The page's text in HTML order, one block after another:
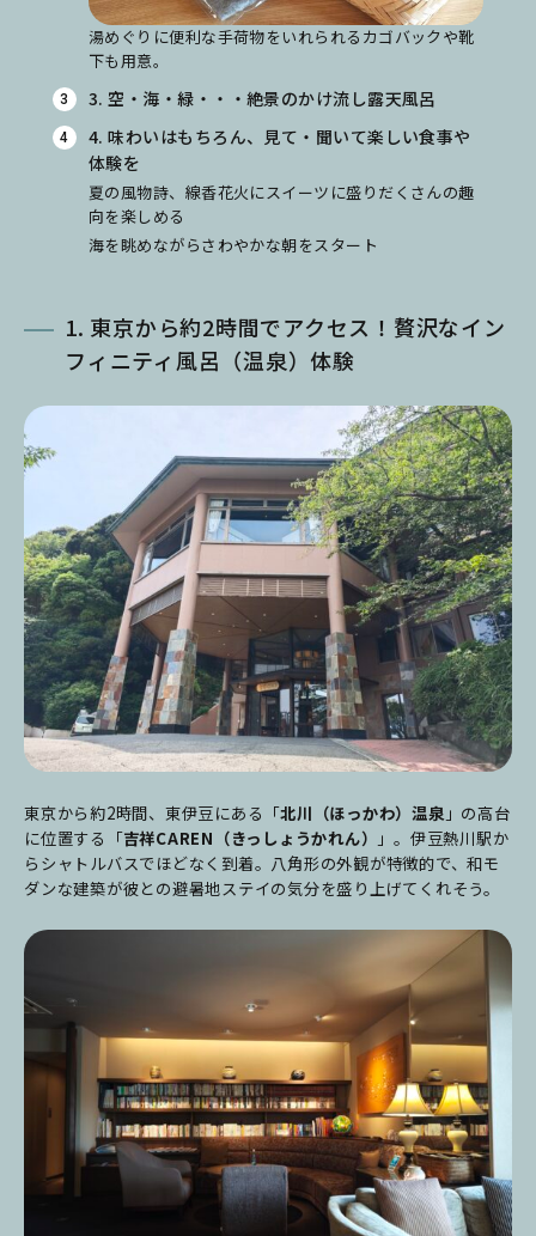
湯めぐりに便利な手荷物をいれられるカゴバックや靴
下も用意。
3. 空・海・緑・・・絶景のかけ流し露天風呂
4. 味わいはもちろん、見て・聞いて楽しい食事や
体験を
夏の風物詩、線香花火にスイーツに盛りだくさんの趣
向を楽しめる
海を眺めながらさわやかな朝をスタート
1. 東京から約2時間でアクセス！贅沢なイン
フィニティ風呂（温泉）体験
東京から約2時間、東伊豆にある「北川（ほっかわ）温泉 」の高台
に位置する「吉祥CAREN（きっしょうかれん）
」。伊豆熱川駅か
らシャトルバスでほどなく到着。八角形の外観が特徴的で、和モ
ダンな建築が彼との避暑地ステイの気分を盛り上げてくれそう。